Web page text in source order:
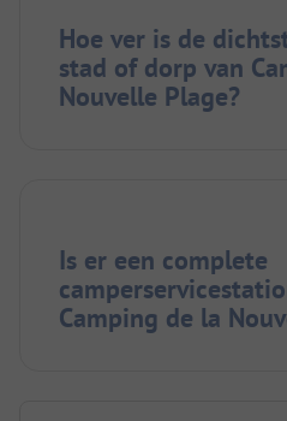
Hoe ver is de
stad of dorp van
Nouvelle Plage?
Is er een complete
Camping de la